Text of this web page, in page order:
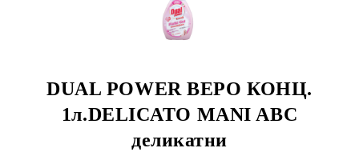
DUAL POWER ВЕРО КОНЦ.
1л.DELICATO MANI ABC
деликатни